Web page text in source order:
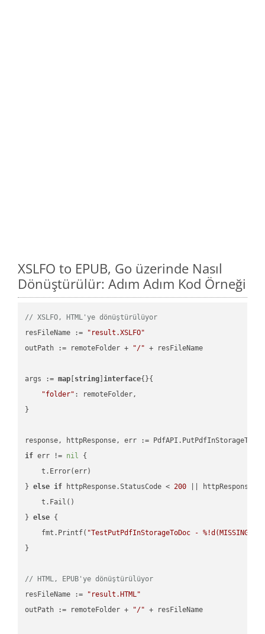
XSLFO to EPUB, Go üzerinde Nasıl
Dönüştürülür: Adım Adım Kod Örneği
// XSLFO, HTML'ye dönüştürülüyor
resFileName :=
"result.XSLFO"
outPath := remoteFolder +
"/" + resFileName
args := map string ]interface{}{
"folder" : remoteFolder,
}
if err != nil {
    t.Error(err)
} else if httpResponse.StatusCode < 200 ||
    t.Fail()
} else {
    fmt.Printf(
"TestPutPdfInStorageToDoc - %!d(MISSING)\n"
}
// HTML, EPUB'ye dönüştürülüyor
resFileName :=
"result.HTML"
outPath := remoteFolder +
"/" + resFileName